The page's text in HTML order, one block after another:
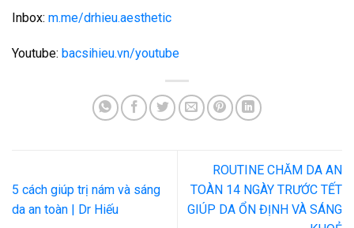
Inbox: m.me/drhieu.aesthetic
Youtube: bacsihieu.vn/youtube
5 cách giúp trị nám và sáng
da an toàn | Dr Hiếu
ROUTINE CHĂM DA AN
TOÀN 14 NGÀY TRƯỚC TẾT
GIÚP DA ỔN ĐỊNH VÀ SÁNG